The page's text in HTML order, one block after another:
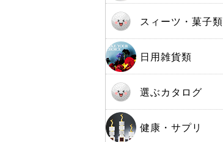
スィーツ・菓子類
日用雑貨類
選ぶカタログ
健康・サプリ